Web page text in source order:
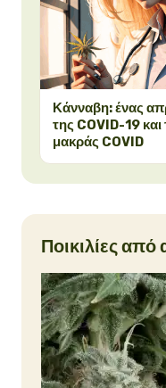
Κάνναβη: ένας
της COVID-19
μακράς COVID
Ποικιλίες